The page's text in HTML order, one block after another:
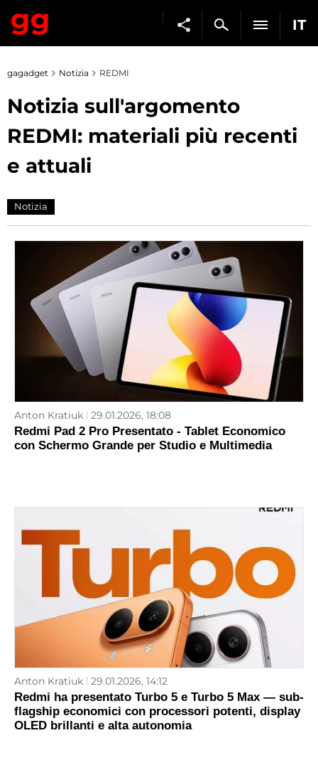
IT
gagadget Notizia REDMI
Notizia sull'argomento
REDMI: materiali più recenti
e attuali
Notizia
Anton Kratiuk 29.01.2026, 18:08
Redmi Pad 2 Pro Presentato - Tablet Economico
con Schermo Grande per Studio e Multimedia
Anton Kratiuk 29.01.2026, 14:12
Redmi ha presentato Turbo 5 e Turbo 5 Max — sub-
flagship economici con processori potenti, display
OLED brillanti e alta autonomia